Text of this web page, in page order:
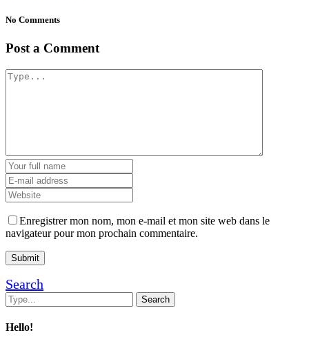
No Comments
Post a Comment
Enregistrer mon nom, mon e-mail et mon site web dans le
navigateur pour mon prochain commentaire.
Search
Hello!